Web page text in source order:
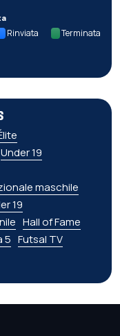
Rinviata Terminata
Under 19
maschile
19
Hall of Fame
5 Futsal TV